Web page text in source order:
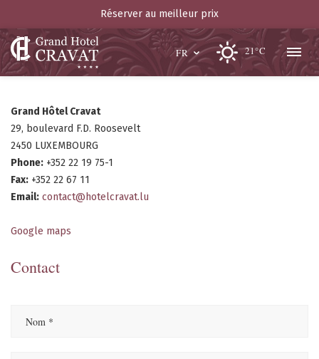
Réserver au meilleur prix
FR 21°C
Grand Hôtel Cravat
29, boulevard F.D. Roosevelt
2450 LUXEMBOURG
Phone: +352 22 19 75-1
Fax: +352 22 67 11
Email: contact@hotelcravat.lu
Google maps
Contact